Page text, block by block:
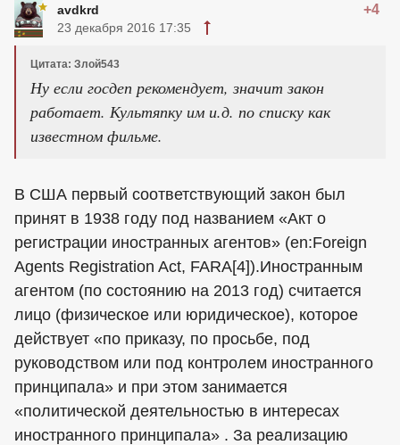
avdkrd +4
23 декабря 2016 17:35
Цитата: Злой543
Ну если госдеп рекомендует, значит закон
работает. Культяпку им и.д. по списку как
известном фильме.
В США первый соответствующий закон был
принят в 1938 году под названием «Акт о
регистрации иностранных агентов» (en:Foreign
Agents Registration Act, FARA[4]).Иностранным
агентом (по состоянию на 2013 год) считается
лицо (физическое или юридическое), которое
действует «по приказу, по просьбе, под
руководством или под контролем иностранного
принципала» и при этом занимается
«политической деятельностью в интересах
иностранного принципала» . За реализацию